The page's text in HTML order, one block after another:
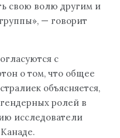
свою волю другим и
— говорит
с
о том, что общее
объясняется,
ролей в
исследователи